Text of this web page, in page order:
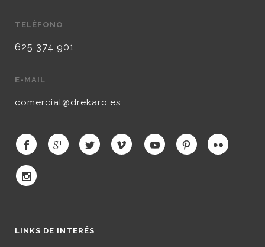
TELÉFONO
625 374 901
E-MAIL
comercial@drekaro.es
LINKS DE INTERÉS